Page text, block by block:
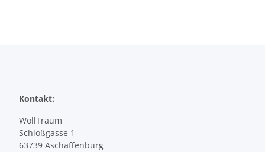
Kontakt:
WollTraum
Schloßgasse 1
63739 Aschaffenburg